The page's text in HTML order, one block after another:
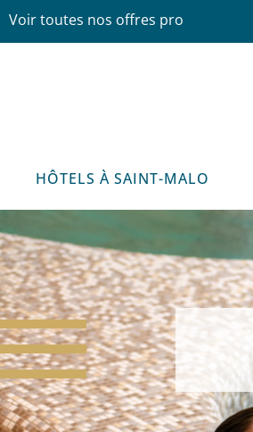
Voir toutes nos offres pro
HÔTELS À SAINT-MALO